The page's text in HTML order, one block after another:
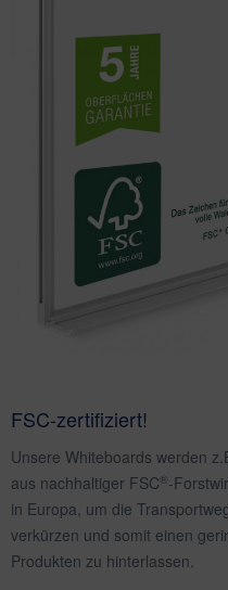
FSC-zertifiziert!
Unsere Whiteboards werden
aus nachhaltiger FSC®-
in Europa, um die
verkürzen und somit einen
Produkten zu hinterlassen.